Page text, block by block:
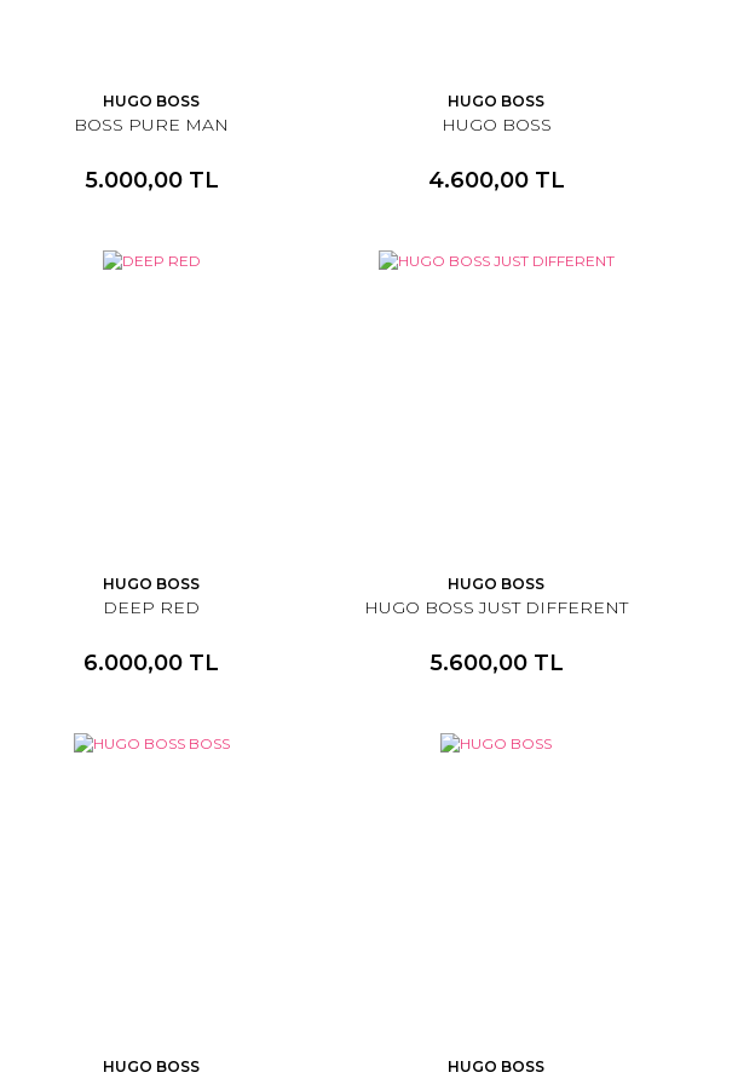
HUGO BOSS
BOSS PURE MAN
5.000,00 TL
HUGO BOSS
HUGO BOSS
4.600,00 TL
HUGO BOSS
DEEP RED
6.000,00 TL
HUGO BOSS
HUGO BOSS JUST DIFFERENT
5.600,00 TL
HUGO BOSS HUGO BOSS